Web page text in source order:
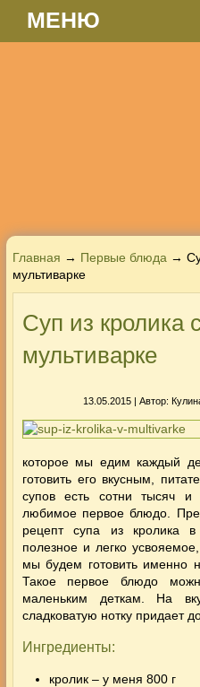
МЕНЮ
Главная → Первые блюда →
мультиварке
Суп из кролика
мультиварке
13.05.2015 | Автор:
которое мы едим каждый
готовить его вкусным,
супов есть сотни тысяч
любимое первое блюдо.
рецепт супа из кролика
полезное и легко
мы будем готовить именно
Такое первое блюдо
маленьким деткам. На
сладковатую нотку придает
Ингредиенты:
кролик – у меня 800 г